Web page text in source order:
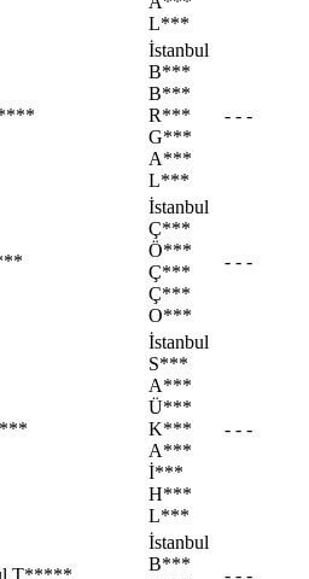
L***
İstanbul
B***
B***
R***
G***
A***
L***
- - -
İstanbul
Ç***
Ö***
Ç***
Ç***
O***
- - -
İstanbul
S***
A***
Ü***
K***
A***
İ***
H***
L***
- - -
T*****
İstanbul
B***
- - -